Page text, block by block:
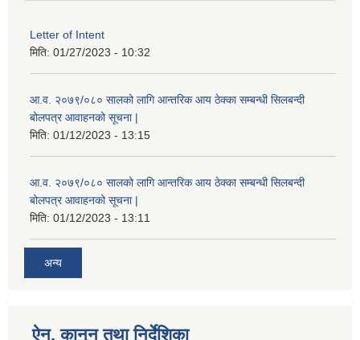
Letter of Intent
मिति: 01/27/2023 - 10:32
आ.व. २०७९/०८० सालको लागि आन्तरिक आय ठेक्का सम्बन्धी सिलबन्दी
बोलपत्र आवाहनको सूचना |
मिति: 01/12/2023 - 13:15
आ.व. २०७९/०८० सालको लागि आन्तरिक आय ठेक्का सम्बन्धी सिलबन्दी
बोलपत्र आवाहनको सूचना |
मिति: 01/12/2023 - 13:11
अन्य
ऐन, कानुन तथा निर्देशिका